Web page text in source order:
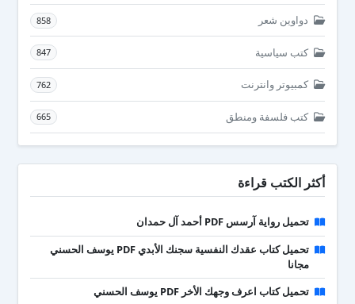
دواوين شعر 858
كتب سياسية 847
كمبيوتر وانترنت 762
كتب فلسفة ومنطق 665
أكثر الكتب قراءة
تحميل رواية آرسس PDF أحمد آل حمدان
تحميل كتاب عقدك النفسية سجنك الأبدي PDF يوسف الحسني
مجانا
تحميل كتاب اعرف وجهك الأخر PDF يوسف الحسني